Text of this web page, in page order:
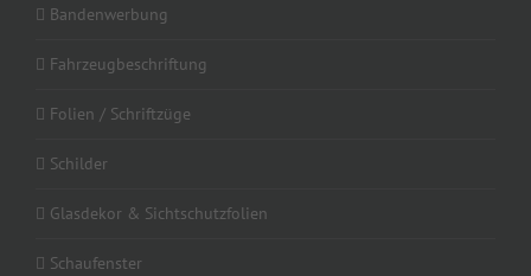
Bandenwerbung
Fahrzeugbeschriftung
Folien / Schriftzüge
Schilder
Glasdekor & Sichtschutzfolien
Schaufenster